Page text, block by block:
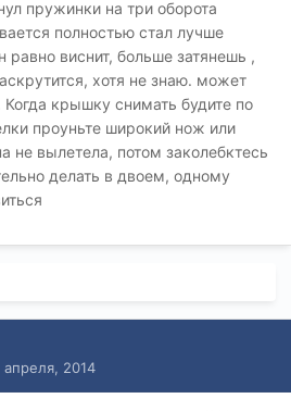
пружинки на три оборота
полностью стал лучше
равно виснит, больше затянешь ,
хотя не знаю. может
крышку снимать будите по
проуньте широкий нож или
не вылетела, потом заколебктесь
делать в двоем, одному
апреля, 2014